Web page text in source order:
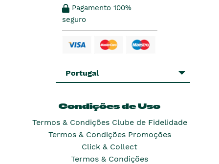
Pagamento 100%
seguro
Portugal
Condições de Uso
Termos & Condições Clube de Fidelidade
Termos & Condições Promoções
Click & Collect
Termos & Condições